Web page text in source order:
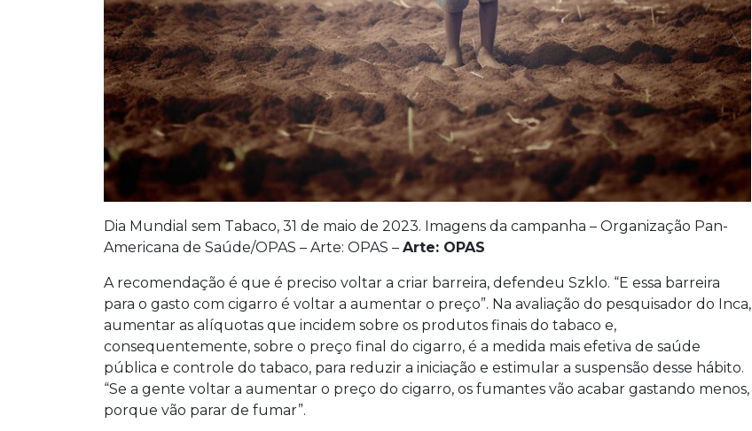
Dia Mundial sem Tabaco, 31 de maio de 2023. Imagens da campanha – Organização Pan-
Americana de Saúde/OPAS – Arte: OPAS – Arte: OPAS
A recomendação é que é preciso voltar a criar barreira, defendeu Szklo. “E essa barreira
para o gasto com cigarro é voltar a aumentar o preço”. Na avaliação do pesquisador do Inca,
aumentar as alíquotas que incidem sobre os produtos finais do tabaco e,
consequentemente, sobre o preço final do cigarro, é a medida mais efetiva de saúde
pública e controle do tabaco, para reduzir a iniciação e estimular a suspensão desse hábito.
“Se a gente voltar a aumentar o preço do cigarro, os fumantes vão acabar gastando menos,
porque vão parar de fumar”.